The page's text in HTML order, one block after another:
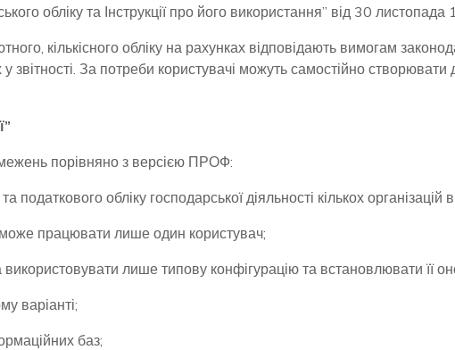
обліку та Інструкції про його використання” від 30
кількісного обліку на рахунках відповідають вимогам
звітності. За потреби користувачі можуть самостійно створювати
порівняно з версією ПРОФ:
податкового обліку господарської діяльності кількох організацій
працювати лише один користувач;
використовувати лише типову конфігурацію та встановлювати її
варіанті;
баз;